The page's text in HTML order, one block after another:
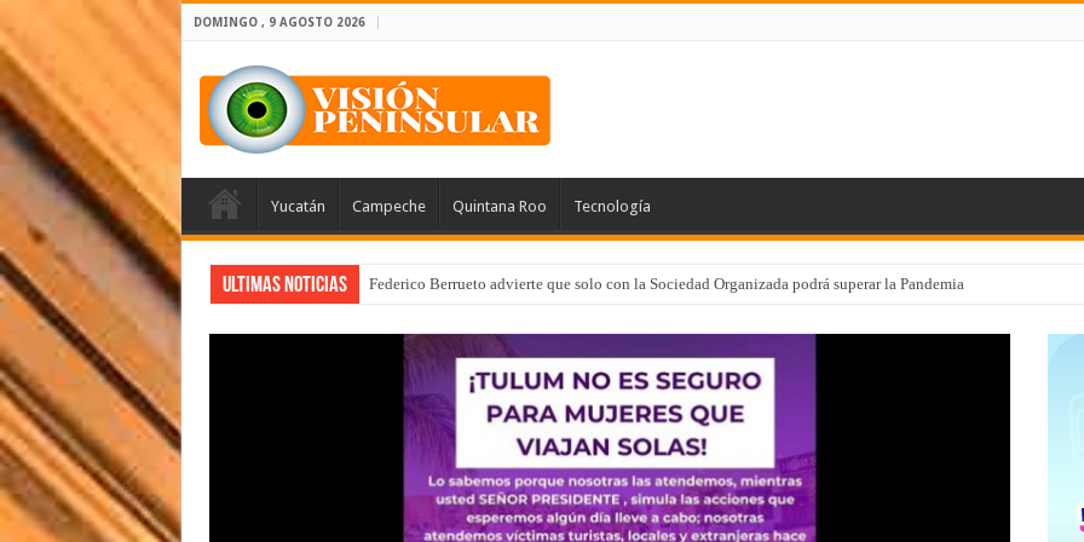
DOMINGO , 9 AGOSTO 2026
Yucatán Campeche Quintana Roo Tecnología
Ultimas Noticias Federico Berrueto advierte que solo con la Sociedad Organizada podrá superar la Pandemia